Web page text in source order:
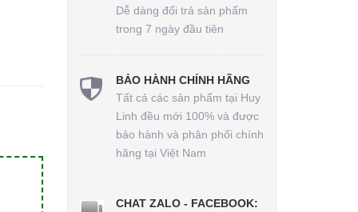
Dễ dàng đổi trả sản phẩm
trong 7 ngày đầu tiên
BẢO HÀNH CHÍNH HÃNG
Tất cả các sản phẩm tại Huy
Linh đều mới 100% và được
bảo hành và phân phối chính
hãng tại Việt Nam
CHAT ZALO - FACEBOOK: